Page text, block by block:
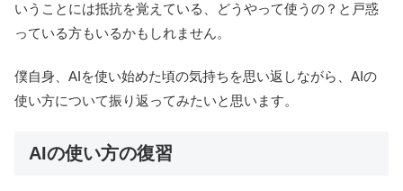
いうことには抵抗を覚えている、どうやって使うの？と戸惑
っている方もいるかもしれません。
僕自身、AIを使い始めた頃の気持ちを思い返しながら、AIの
使い方について振り返ってみたいと思います。
AIの使い方の復習